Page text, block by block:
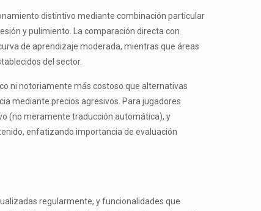
distintivo mediante combinación particular
y pulimiento. La comparación directa con
de aprendizaje moderada, mientras que áreas
del sector.
ni notoriamente más costoso que alternativas
mediante precios agresivos. Para jugadores
(no meramente traducción automática), y
enfatizando importancia de evaluación
regularmente, y funcionalidades que